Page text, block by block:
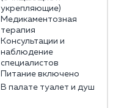
укрепляющие)
Медикаментозная
терапия
Консультации и
наблюдение
специалистов
Питание включено
В палате туалет и душ